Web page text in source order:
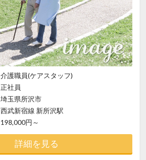
介護職員(ケアスタッフ)
正社員
埼玉県所沢市
西武新宿線 新所沢駅
198,000円～
詳細を見る